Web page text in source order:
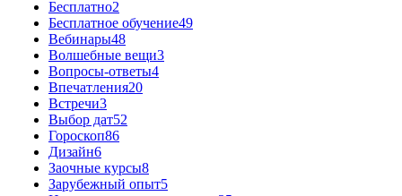
Бесплатно2
Бесплатное обучение49
Вебинары48
Волшебные вещи3
Вопросы-ответы4
Впечатления20
Встречи3
Выбор дат52
Гороскоп86
Дизайн6
Заочные курсы8
Зарубежный опыт5